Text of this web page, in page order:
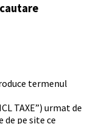
termenul
TAXE”) urmat de
pe site ce